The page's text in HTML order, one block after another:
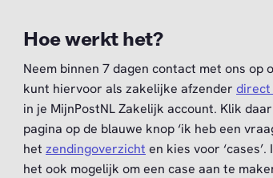
Hoe werkt het?
Neem binnen 7 dagen contact met ons op
kunt hiervoor als zakelijke afzender direct
in je MijnPostNL Zakelijk account. Klik
pagina op de blauwe knop ‘ik heb een
het zendingoverzicht en kies voor ‘cases’.
het ook mogelijk om een case aan te